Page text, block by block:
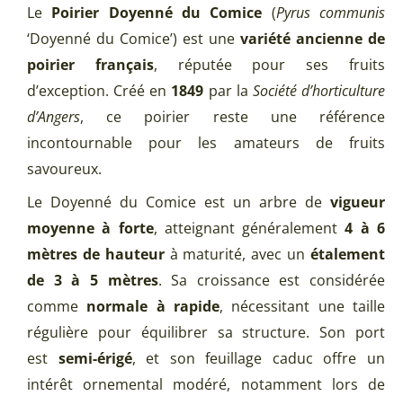
Le Poirier Doyenné du Comice (Pyrus communis
‘Doyenné du Comice’) est une variété ancienne de
poirier français, réputée pour ses fruits
d’exception. Créé en 1849 par la Société d’horticulture
d’Angers, ce poirier reste une référence
incontournable pour les amateurs de fruits
savoureux.
Le Doyenné du Comice est un arbre de vigueur
moyenne à forte, atteignant généralement4 à 6
mètres de hauteurà maturité, avec unétalement
de 3 à 5 mètres. Sa croissance est considérée
comme normale à rapide, nécessitant une taille
régulière pour équilibrer sa structure. Son port
est semi-érigé, et son feuillage caduc offre un
intérêt ornemental modéré, notamment lors de